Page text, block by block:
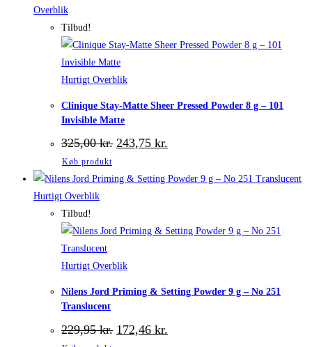
Overblik
Tilbud!
Hurtigt Overblik
Clinique Stay-Matte Sheer Pressed Powder 8 g – 101
Invisible Matte
325,00kr. Den
oprindelige
var:
243,75 kr.
er:
Køb produkt
Hurtigt Overblik
Tilbud!
Hurtigt Overblik
Nilens Jord Priming & Setting Powder 9 g – No 251
Translucent
229,95kr. Den
oprindelige
172,46 kr.
aktuelle